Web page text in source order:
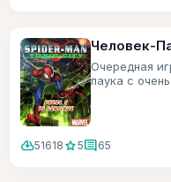
Человек-
Очередная
паука с
cloud_download51618 star5comment65